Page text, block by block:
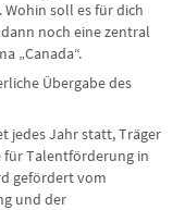
soll es für dich
noch eine zentral
„Canada“.
Übergabe des
jedes Jahr statt, Träger
für Talentförderung in
gefördert vom
und der